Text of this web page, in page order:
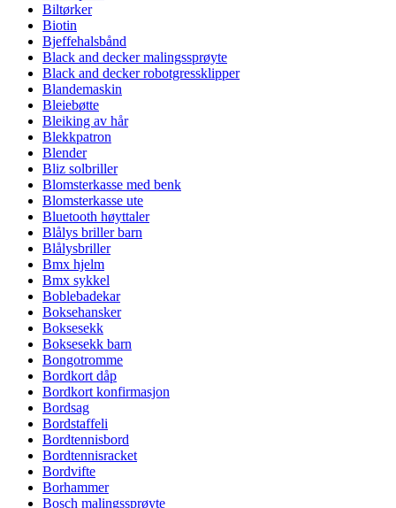
Biltørker
Biotin
Bjeffehalsbånd
Black and decker malingssprøyte
Black and decker robotgressklipper
Blandemaskin
Bleiebøtte
Bleiking av hår
Blekkpatron
Blender
Bliz solbriller
Blomsterkasse med benk
Blomsterkasse ute
Bluetooth høyttaler
Blålys briller barn
Blålysbriller
Bmx hjelm
Bmx sykkel
Boblebadekar
Boksehansker
Boksesekk
Boksesekk barn
Bongotromme
Bordkort dåp
Bordkort konfirmasjon
Bordsag
Bordstaffeli
Bordtennisbord
Bordtennisracket
Bordvifte
Borhammer
Bosch malingssprøyte